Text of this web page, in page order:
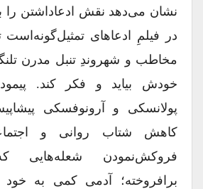
نشان می‌‌دهد نقش ادعا‌داشتن را
در فیلمِ ادعاهای تمثیل‌گونه‌است
مخاطب و شهروندِ تنبل مدرن
خودش بیاید و فکر کند.
پولانسکی و آرونوفسکی
کاهش شتاب روانی و اجتماعی
فروکش‌نمودن شعله‌هایی که
برافروخته؛ آدمی کمی به خود